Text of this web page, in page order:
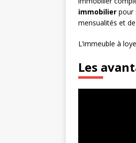
immobilier pour
mensualités et
L’immeuble à
Les